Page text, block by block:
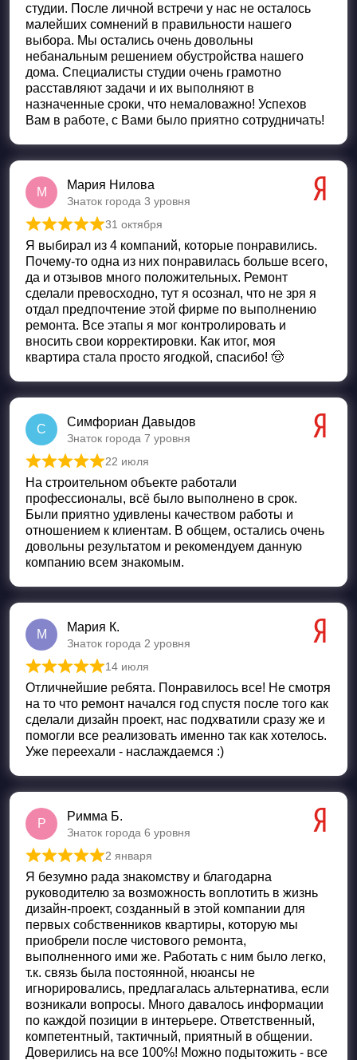
студии. После личной встречи у нас не осталось
малейших сомнений в правильности нашего
выбора. Мы остались очень довольны
небанальным решением обустройства нашего
дома. Специалисты студии очень грамотно
расставляют задачи и их выполняют в
назначенные сроки, что немаловажно! Успехов
Вам в работе, с Вами было приятно сотрудничать!
М
Мария Нилова
Знаток города 3 уровня
Оценка5 из 5
31 октября
Я выбирал из 4 компаний, которые понравились.
Почему-то одна из них понравилась больше всего,
да и отзывов много положительных. Ремонт
сделали превосходно, тут я осознал, что не зря я
отдал предпочтение этой фирме по выполнению
ремонта. Все этапы я мог контролировать и
вносить свои корректировки. Как итог, моя
квартира стала просто ягодкой, спасибо! 🤠
С
Симфориан Давыдов
Знаток города 7 уровня
Оценка5 из 5
22 июля
На строительном объекте работали
профессионалы, всё было выполнено в срок.
Были приятно удивлены качеством работы и
отношением к клиентам. В общем, остались очень
довольны результатом и рекомендуем данную
компанию всем знакомым.
М
Мария К.
Знаток города 2 уровня
Оценка 5 из 5
14 июля
Отличнейшие ребята. Понравилось все! Не смотря
на то что ремонт начался год спустя после того как
сделали дизайн проект, нас подхватили сразу же и
помогли все реализовать именно так как хотелось.
Уже переехали - наслаждаемся :)
Р
Римма Б.
Знаток города 6 уровня
Оценка 5из 5
2 января
Я безумно рада знакомству и благодарна
руководителю за возможность воплотить в жизнь
дизайн-проект, созданный в этой компании для
первых собственников квартиры, которую мы
приобрели после чистового ремонта,
выполненного ими же. Работать с ним было легко,
т.к. связь была постоянной, нюансы не
игнорировались, предлагалась альтернатива, если
возникали вопросы. Много давалось информации
по каждой позиции в интерьере. Ответственный,
компетентный, тактичный, приятный в общении.
Доверились на все 100%! Можно подытожить - все